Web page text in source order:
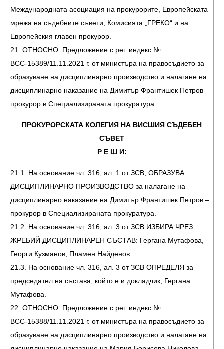
Международната асоциация на прокурорите, Европейската
мрежа на съдебните съвети, Комисията „ГРЕКО“ и на
Европейския главен прокурор.
21. ОТНОСНО: Предложение с рег. индекс №
ВСС-15389/11.11.2021 г. от министъра на правосъдието за
образуване на дисциплинарно производство и налагане на
дисциплинарно наказание на Димитър Франтишек Петров –
прокурор в Специализираната прокуратура
ПРОКУРОРСКАТА КОЛЕГИЯ НА ВИСШИЯ СЪДЕБЕН
СЪВЕТ
Р Е Ш И:
21.1. На основание чл. 316, ал. 1 от ЗСВ, ОБРАЗУВА
ДИСЦИПЛИНАРНО ПРОИЗВОДСТВО за налагане на
дисциплинарно наказание на Димитър Франтишек Петров –
прокурор в Специализираната прокуратура.
21.2. На основание чл. 316, ал. 3 от ЗСВ ИЗБИРА ЧРЕЗ
ЖРЕБИЙ ДИСЦИПЛИНАРЕН СЪСТАВ: Гергана Мутафова,
Георги Кузманов, Пламен Найденов.
21.3. На основание чл. 316, ал. 3 от ЗСВ ОПРЕДЕЛЯ за
председател на състава, който е и докладчик, Гергана
Мутафова.
22. ОТНОСНО: Предложение с рег. индекс №
ВСС-15388/11.11.2021 г. от министъра на правосъдието за
образуване на дисциплинарно производство и налагане на